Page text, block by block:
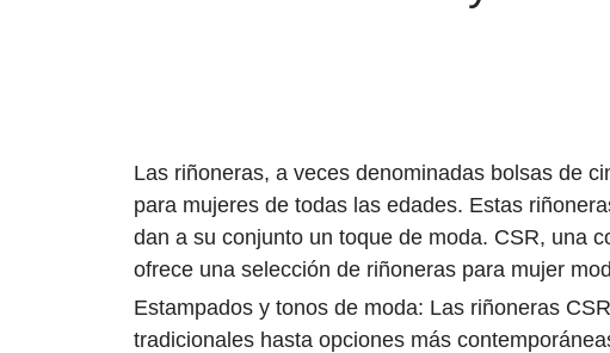
Las riñoneras, a veces denominadas bolsas de
para mujeres de todas las edades. Estas
dan a su conjunto un toque de moda. CSR, una
ofrece una selección de riñoneras para mujer
Estampados y tonos de moda: Las riñoneras
tradicionales hasta opciones más